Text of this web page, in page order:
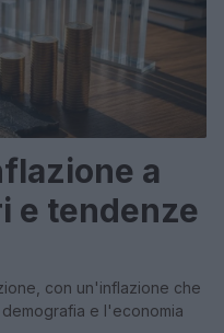
a
e tendenze
con un'inflazione che
e l'economia